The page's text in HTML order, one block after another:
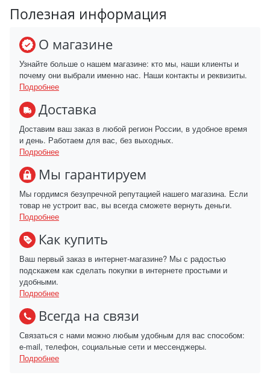
Полезная информация
О магазине
Узнайте больше о нашем магазине: кто мы, наши клиенты и
почему они выбрали именно нас. Наши контакты и реквизиты.
Подробнее
Доставка
Доставим ваш заказ в любой регион России, в удобное время
и день. Работаем для вас, без выходных.
Подробнее
Мы гарантируем
Мы гордимся безупречной репутацией нашего магазина. Если
товар не устроит вас, вы всегда сможете вернуть деньги.
Подробнее
Как купить
Ваш первый заказ в интернет-магазине? Мы с радостью
подскажем как сделать покупки в интернете простыми и
удобными.
Подробнее
Всегда на связи
Связаться с нами можно любым удобным для вас способом:
e-mail, телефон, социальные сети и мессенджеры.
Подробнее